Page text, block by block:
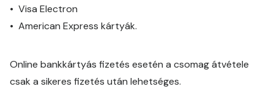
• Visa Electron
• American Express kártyák.
Online bankkártyás fizetés esetén a csomag átvétele
csak a sikeres fizetés után lehetséges.